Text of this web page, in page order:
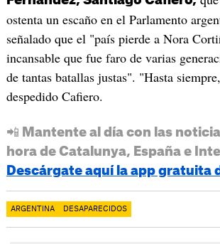
ostenta un escaño en el Parlamento
señalado que el "país pierde a Nora
incansable que fue faro de varias
de tantas batallas justas". "Hasta
despedido Cafiero.
📲 Mantente al día con las
hora de Catalunya, España e
Descárgate aquí la app gratuita
ARGENTINA DESAPARECIDOS